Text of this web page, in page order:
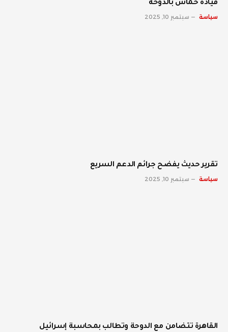
قيادة حماس بالدوحة
سياسة سبتمبر 10, 2025
تقرير حديث يفضح جرائم الدعم السريع
سياسة سبتمبر 10, 2025
القاهرة تتضامن مع الدوحة وتطالب بمحاسبة إسرائيل